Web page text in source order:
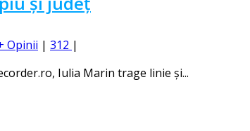
Opinii | 312 |
Iulia Marin trage linie și...